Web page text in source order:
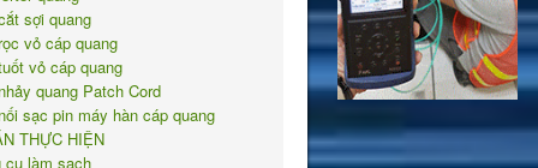
sợi quang
vỏ cáp quang
vỏ cáp quang
quang Patch Cord
sạc pin máy hàn cáp quang
THỰC HIỆN
cụ làm sạch